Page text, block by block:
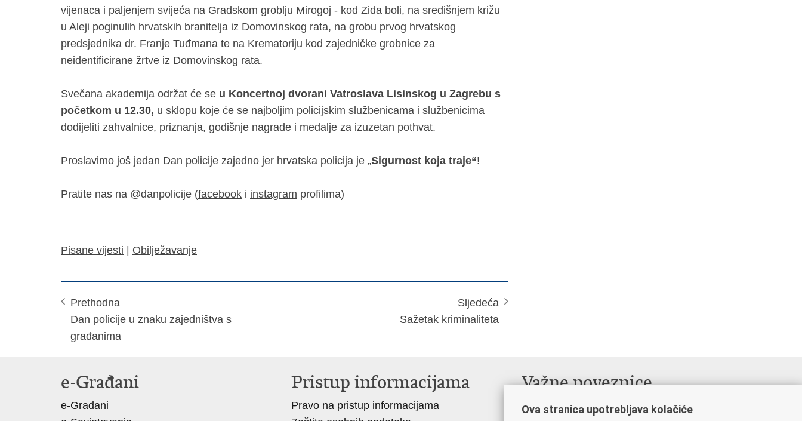
vijenaca i paljenjem svijeća na Gradskom groblju Mirogoj - kod Zida boli, na središnjem križu
u Aleji poginulih hrvatskih branitelja iz Domovinskog rata, na grobu prvog hrvatskog
predsjednika dr. Franje Tuđmana te na Krematoriju kod zajedničke grobnice za
neidentificirane žrtve iz Domovinskog rata.
Svečana akademija održat će se u Koncertnoj dvorani Vatroslava Lisinskog u Zagrebu s
početkom u 12.30, u sklopu koje će se najboljim policijskim službenicama i službenicima
dodijeliti zahvalnice, priznanja, godišnje nagrade i medalje za izuzetan pothvat.
Proslavimo još jedan Dan policije zajedno jer hrvatska policija je „Sigurnost koja traje“!
Pratite nas na @danpolicije (facebook i instagram profilima)
Pisane vijesti Obilježavanje
Prethodna
Dan policije u znaku zajedništva s
građanima
Sljedeća
Sažetak kriminaliteta
e-Građani
e-Građani
Pristup informacijama
Pravo na pristup informacijama
Važne poveznice
Ministarstvo unutarnjih poslova RH
Ova stranica upotrebljava kolačiće